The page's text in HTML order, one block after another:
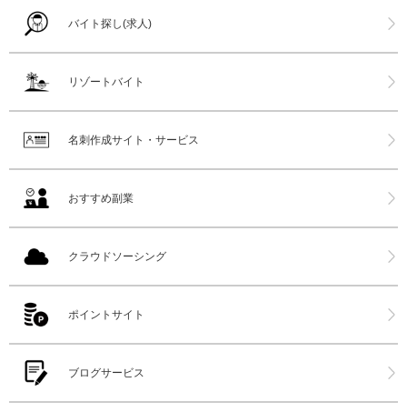
バイト探し(求人)
リゾートバイト
名刺作成サイト・サービス
おすすめ副業
クラウドソーシング
ポイントサイト
ブログサービス